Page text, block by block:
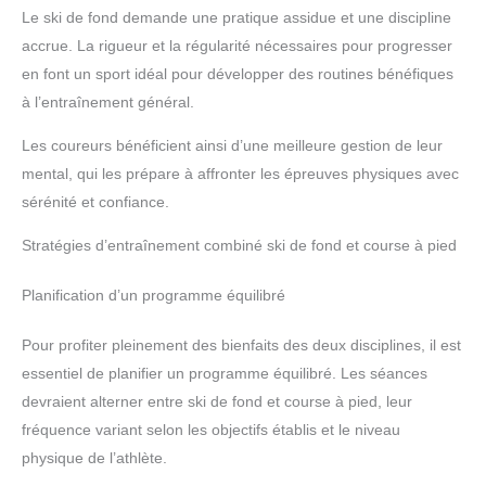
Le ski de fond demande une pratique assidue et une discipline
accrue. La rigueur et la régularité nécessaires pour progresser
en font un sport idéal pour développer des routines bénéfiques
à l’entraînement général.
Les coureurs bénéficient ainsi d’une meilleure gestion de leur
mental, qui les prépare à affronter les épreuves physiques avec
sérénité et confiance.
Stratégies d’entraînement combiné ski de fond et course à pied
Planification d’un programme équilibré
Pour profiter pleinement des bienfaits des deux disciplines, il est
essentiel de planifier un programme équilibré. Les séances
devraient alterner entre ski de fond et course à pied, leur
fréquence variant selon les objectifs établis et le niveau
physique de l’athlète.